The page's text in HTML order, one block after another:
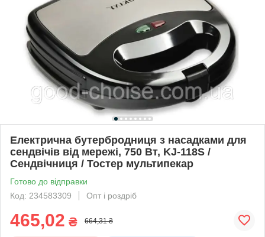
Електрична бутербродниця з насадками для
сендвічів від мережі, 750 Вт, KJ-118S /
Сендвічниця / Тостер мультипекар
Готово до відправки
Код: 234583309
Опт і роздріб
465,02 ₴ 664,31 ₴